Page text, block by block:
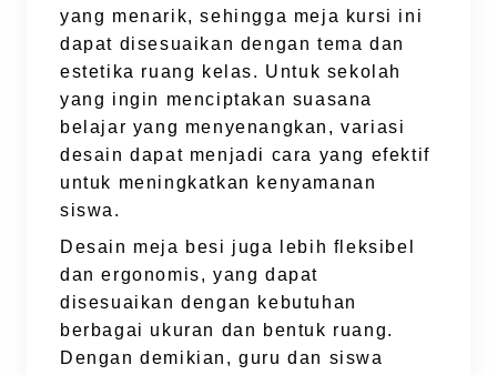
yang menarik, sehingga meja kursi ini
dapat disesuaikan dengan tema dan
estetika ruang kelas. Untuk sekolah
yang ingin menciptakan suasana
belajar yang menyenangkan, variasi
desain dapat menjadi cara yang efektif
untuk meningkatkan kenyamanan
siswa.
Desain meja besi juga lebih fleksibel
dan ergonomis, yang dapat
disesuaikan dengan kebutuhan
berbagai ukuran dan bentuk ruang.
Dengan demikian, guru dan siswa